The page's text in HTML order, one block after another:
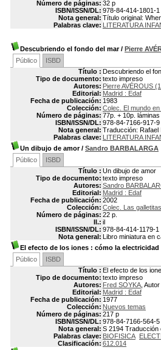
Número de páginas: 32 p
ISBN/ISSN/DL: 978-84-414-1801-1
Nota general: Título original:
Palabras clave: LITERATURA
Descubriendo el fondo del mar/ Pierre
Público
ISBD
Título : Descubriendo el
Tipo de documento: texto impreso
Autores: Pierre AVÉROUS
Editorial: Madrid : Edaf
Fecha de publicación: 1983
Colección: Colec. El mundo en
Número de páginas: 77p. + 10p. láminas
ISBN/ISSN/DL: 978-84-7166-917-9
Nota general: Traducción: Rafael
Palabras clave: LITERATURA
Un dibujo de amor/ Sandro BARBALARGA
Público
ISBD
Título : Un dibujo de amor
Tipo de documento: texto impreso
Autores: Sandro
Editorial: Madrid : Edaf
Fecha de publicación: 2002
Colección: Colec. Las galletitas
Número de páginas: 22 p.
Il.: il
ISBN/ISSN/DL: 978-84-414-1179-1
Nota general: Libro miniatura en
El efecto de los iones : cómo la electricidad
Público
ISBD
Título : El efecto de los
Tipo de documento: texto impreso
Autores: Fred SOYKA ,
Editorial: Madrid : Edaf
Fecha de publicación: 1977
Colección: Nuevos temas
Número de páginas: 217 p
ISBN/ISSN/DL: 978-84-7166-564-5
Nota general: S 2194 Traducción
Palabras clave: BIOFISICA
Clasificación: 612.014